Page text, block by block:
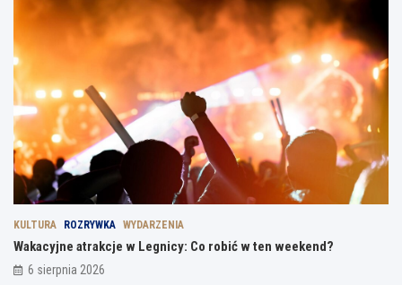
KULTURA ROZRYWKA WYDARZENIA
Wakacyjne atrakcje w Legnicy: Co robić w ten weekend?
6 sierpnia 2026